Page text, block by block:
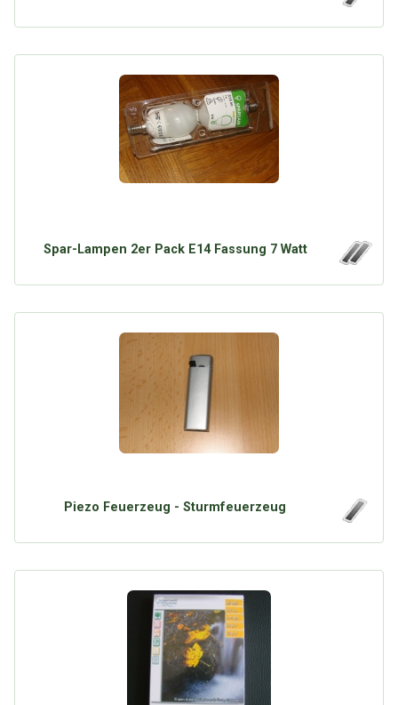
Spar-Lampen 2er Pack E14 Fassung 7 Watt
Piezo Feuerzeug - Sturmfeuerzeug